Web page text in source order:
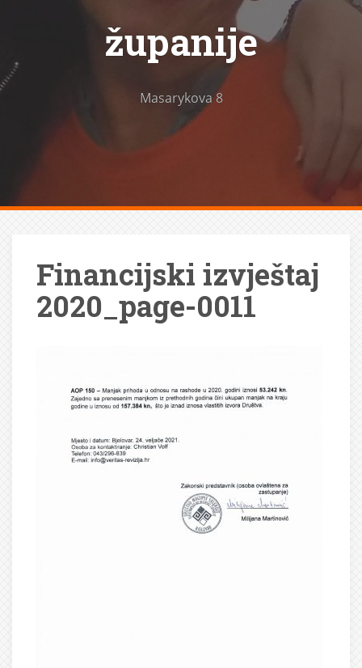
županije
Masarykova 8
Financijski izvještaj
2020_page-0011